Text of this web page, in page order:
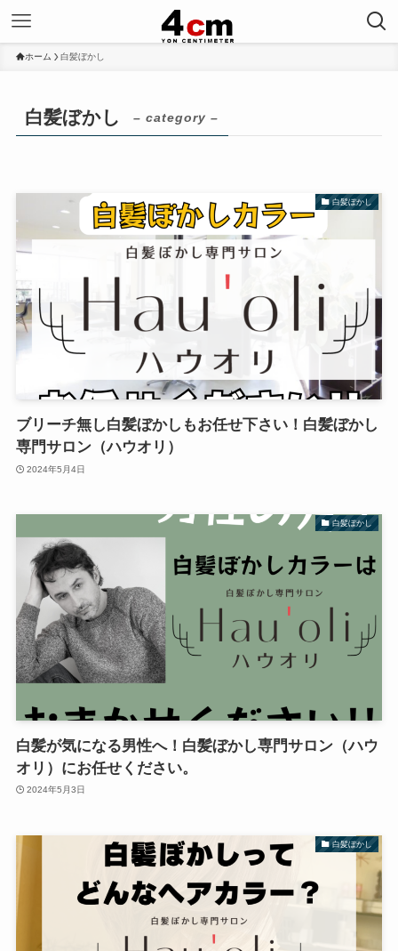
ホーム 白髪ぼかし
白髪ぼかし – category –
白髪ぼかし
ブリーチ無し白髪ぼかしもお任せ下さい！白髪ぼかし
専門サロン（ハウオリ）
2024年5月4日
白髪ぼかし
白髪が気になる男性へ！白髪ぼかし専門サロン（ハウ
オリ）にお任せください。
2024年5月3日
白髪ぼかし